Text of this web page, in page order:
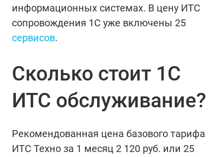
информационных системах. В цену ИТС
сопровождения 1С уже включены 25
сервисов.
Сколько стоит 1С
ИТС обслуживание?
Рекомендованная цена базового тарифа
ИТС Техно за 1 месяц 2 120 руб. или 25